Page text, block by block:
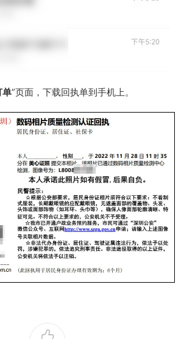
单”页面，下载回执单到手机上。